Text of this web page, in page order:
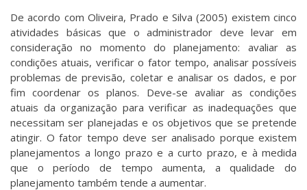
De acordo com Oliveira, Prado e Silva (2005) existem cinco
atividades básicas que o administrador deve levar em
consideração no momento do planejamento: avaliar as
condições atuais, verificar o fator tempo, analisar possíveis
problemas de previsão, coletar e analisar os dados, e por
fim coordenar os planos. Deve-se avaliar as condições
atuais da organização para verificar as inadequações que
necessitam ser planejadas e os objetivos que se pretende
atingir. O fator tempo deve ser analisado porque existem
planejamentos a longo prazo e a curto prazo, e à medida
que o período de tempo aumenta, a qualidade do
planejamento também tende a aumentar.